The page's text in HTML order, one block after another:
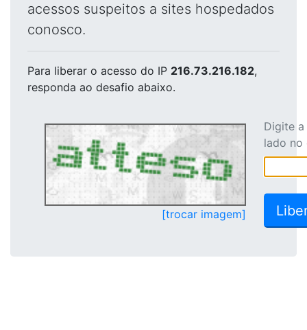
acessos suspeitos a sites hospedados
conosco.
Para liberar o acesso do IP 216.73.216.182,
responda ao desafio abaixo.
[trocar imagem]
Digite
lado no